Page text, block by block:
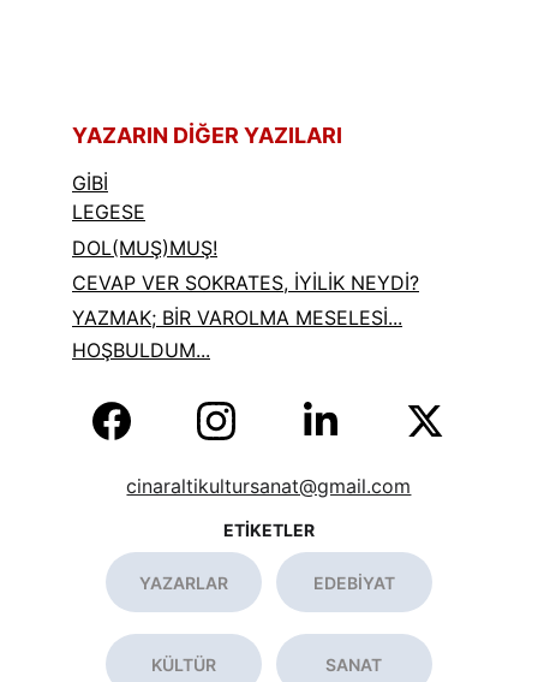
cinaraltikultursanat@gmail.com
YAZARIN DİĞER YAZILARI
CEVAP VER SOKRATES, İYİLİK NEYDİ?
YAZMAK; BİR VAROLMA MESELESİ...
HOŞBULDUM...
DOL(MUŞ)MUŞ!
LEGESE
GİBİ
ETİKETLER
YAZARLAR EDEBİYAT
KÜLTÜR SANAT